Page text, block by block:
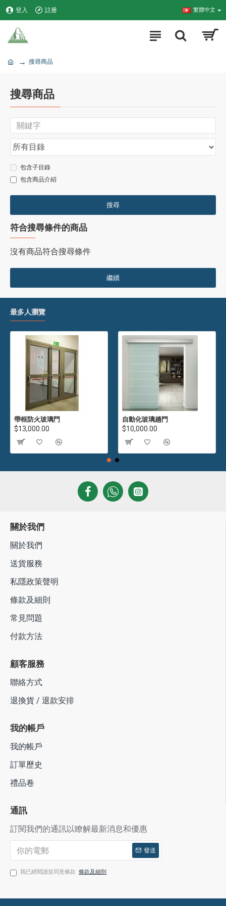
登入 註册 繁體中文
搜尋商品
搜尋商品
包含子目錄
包含商品介紹
搜尋
符合搜尋條件的商品
沒有商品符合搜尋條件
繼續
最多人瀏覽
帶框防火玻璃門
$13,000.00
自動化玻璃趟門
$10,000.00
關於我們
關於我們
送貨服務
私隱政策聲明
條款及細則
常見問題
付款方法
顧客服務
聯絡方式
退換貨 / 退款安排
我的帳戶
我的帳戶
訂單歷史
禮品卷
通訊
訂閱我們的通訊以瞭解最新消息和優惠
發送
我已經閱讀並同意條款 條款及細則